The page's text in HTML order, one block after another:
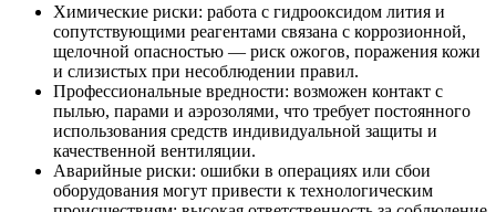
Химические риски: работа с гидрооксидом лития и
сопутствующими реагентами связана с коррозионной,
щелочной опасностью — риск ожогов, поражения кожи
и слизистых при несоблюдении правил.
Профессиональные вредности: возможен контакт с
пылью, парами и аэрозолями, что требует постоянного
использования средств индивидуальной защиты и
качественной вентиляции.
Аварийные риски: ошибки в операциях или сбои
оборудования могут привести к технологическим